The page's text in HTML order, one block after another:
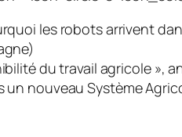
les robots arrivent
du travail agricole »,
un nouveau Système